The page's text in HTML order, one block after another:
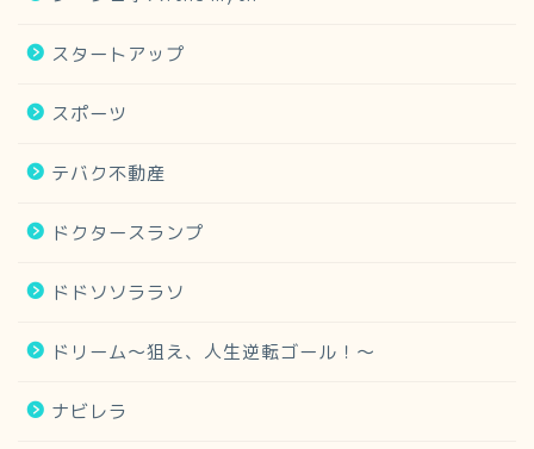
スタートアップ
スポーツ
テバク不動産
ドクタースランプ
ドドソソララソ
ドリーム～狙え、人生逆転ゴール！～
ナビレラ